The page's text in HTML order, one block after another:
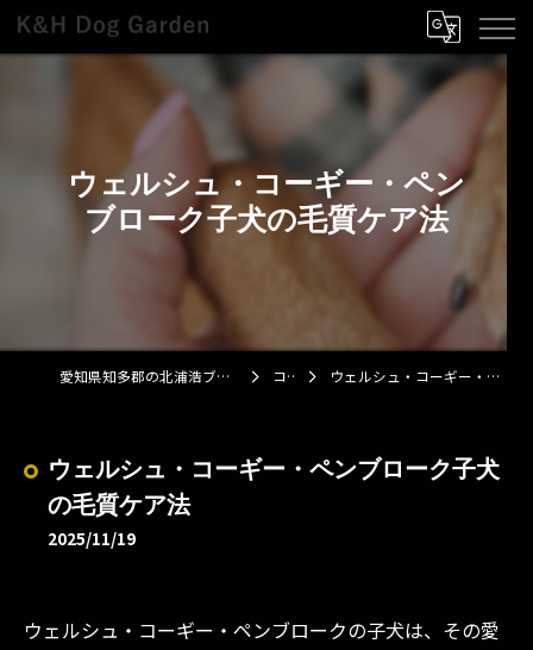
ウェルシュ・コーギー・ペン
ブローク子犬の毛質ケア法
愛知県知多郡の北浦浩ブリーダーならK&H Dog Garden コラム ウェルシュ・コーギー・ペンブローク子犬の毛質ケア法
ウェルシュ・コーギー・ペンブローク子犬
の毛質ケア法
2025/11/19
ウェルシュ・コーギー・ペンブロークの子犬は、その愛